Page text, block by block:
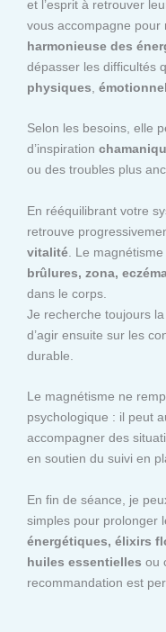
et l’esprit à retrouver
vous accompagne pour
harmonieuse des
dépasser les difficultés
physiques
Selon les besoins, elle
d’inspiration
ou des troubles plus
En rééquilibrant votre
retrouve
vitalité . Le
brûlures, zona,
dans le corps.
Je recherche toujours la
d’agir ensuite sur les
durable.
Le magnétisme ne
psychologique : il peut
accompagner des
en soutien du suivi en
En fin de séance, je
simples pour prolonger
énergétiques, élixirs
huiles essentielles ou
recommandation est